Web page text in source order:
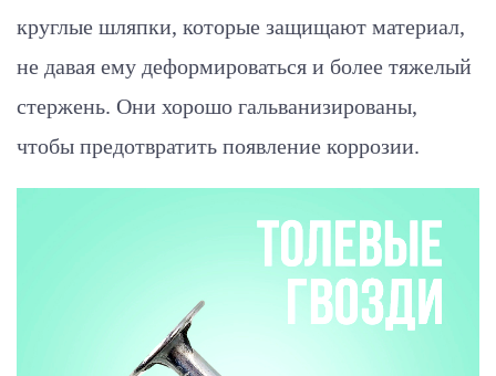
круглые шляпки, которые защищают материал,
не давая ему деформироваться и более тяжелый
стержень. Они хорошо гальванизированы,
чтобы предотвратить появление коррозии.